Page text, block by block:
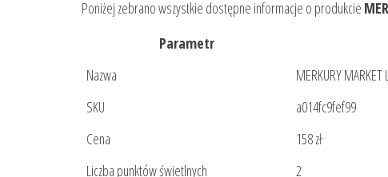
Poniżej zebrano wszystkie dostępne informacje o produkcie
Parametr
Nazwa
MERKURY
SKU
a014fc9fef99
Cena
158 zł
Liczba punktów świetlnych
2